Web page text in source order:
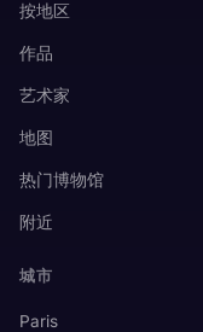
按地区
作品
艺术家
地图
热门博物馆
附近
城市
Paris